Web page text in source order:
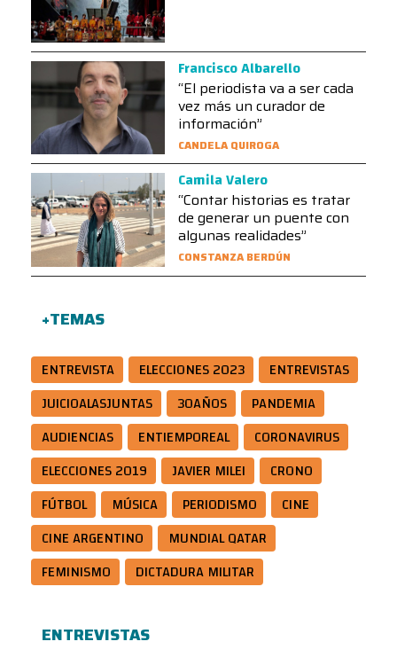
Francisco Albarello
“El periodista va a ser cada
vez más un curador de
información”
CANDELA QUIROGA
Camila Valero
“Contar historias es tratar
de generar un puente con
algunas realidades”
CONSTANZA BERDÚN
+TEMAS
ENTREVISTA ELECCIONES 2023
ENTREVISTAS
JUICIOALASJUNTAS
30AÑOS
PANDEMIA
AUDIENCIAS
ENTIEMPOREAL
CORONAVIRUS
ELECCIONES 2019
JAVIER MILEI
CRONO
FÚTBOL
MÚSICA PERIODISMO
CINE
CINE ARGENTINO
MUNDIAL QATAR
FEMINISMO
DICTADURA MILITAR
ENTREVISTAS